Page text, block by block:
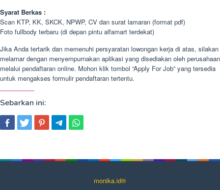
Syarat Berkas :
Scan KTP, KK, SKCK, NPWP, CV dan surat lamaran (format pdf)
Foto fullbody terbaru (di depan pintu alfamart terdekat)
Jika Anda tertarik dan memenuhi persyaratan lowongan kerja di atas, silakan
melamar dengan menyempurnakan aplikasi yang disediakan oleh perusahaan
melalui pendaftaran online. Mohon klik tombol “Apply For Job” yang tersedia
untuk mengakses formulir pendaftaran tertentu.
Sebarkan ini:
monika.id®